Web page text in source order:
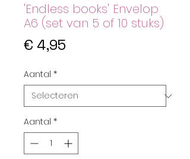
'Endless books' Envelop
A6 (set van 5 of 10 stuks)
€ 4,95
Aantal *
Aantal *